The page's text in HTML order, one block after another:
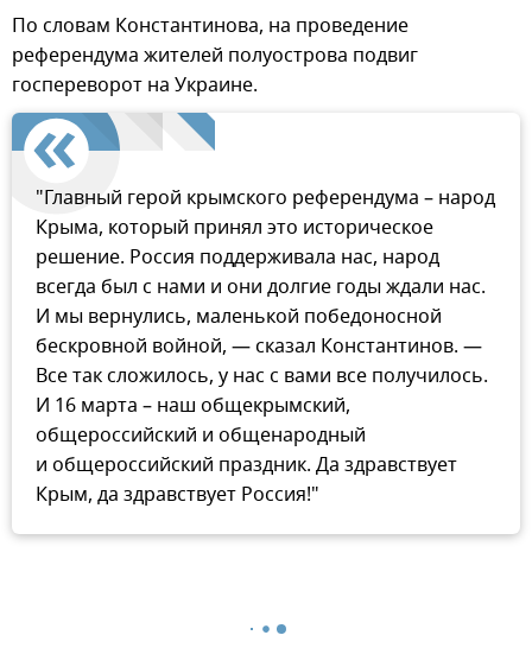
По словам Константинова, на проведение
референдума жителей полуострова подвиг
госпереворот на Украине.
"Главный герой крымского референдума – народ
Крыма, который принял это историческое
решение. Россия поддерживала нас, народ
всегда был с нами и они долгие годы ждали нас.
И мы вернулись, маленькой победоносной
бескровной войной, — сказал Константинов. —
Все так сложилось, у нас с вами все получилось.
И 16 марта – наш общекрымский,
общероссийский и общенародный
и общероссийский праздник. Да здравствует
Крым, да здравствует Россия!"